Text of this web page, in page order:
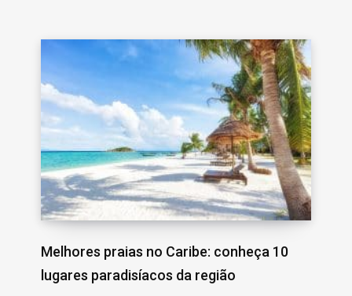
Melhores praias no Caribe: conheça 10
lugares paradisíacos da região